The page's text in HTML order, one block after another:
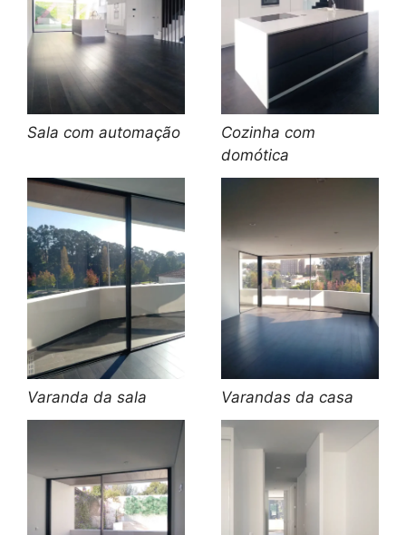
Sala com automação
Cozinha com
domótica
Varanda da sala Varandas da casa